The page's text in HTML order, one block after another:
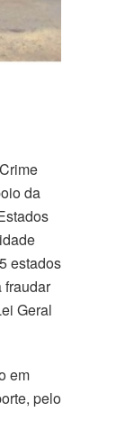
da
estados
fraudar
Geral
em
pelo